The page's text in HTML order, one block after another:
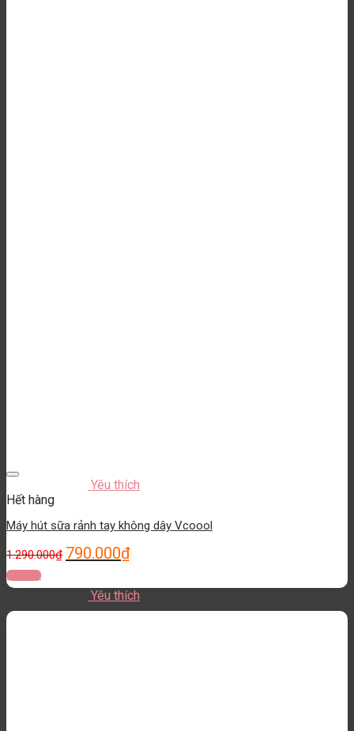
Yêu thích
Hết hàng
Máy hút sữa rảnh tay không dây Vcoool
1.290.000₫ 790.000₫
Đọc tiếp
Yêu thích